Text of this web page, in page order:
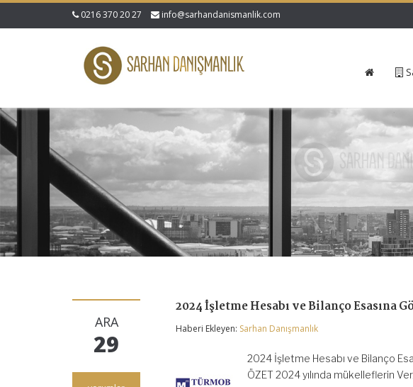
0216 370 20 27 info@sarhandanismanlik.com
ARA
29
2024 İşletme Hesabı ve Bilanço Esasına
Haberi Ekleyen: Sarhan Danışmanlık
2024 İşletme Hesabı ve Bilanço
ÖZET 2024 yılında mükelleflerin